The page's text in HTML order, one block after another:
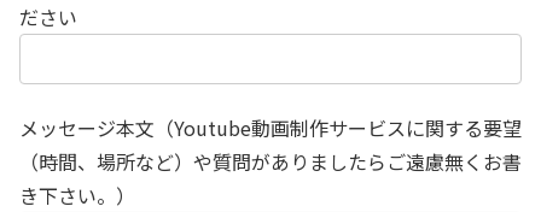
ださい
メッセージ本文（Youtube動画制作サービスに関する要望
（時間、場所など）や質問がありましたらご遠慮無くお書
き下さい。）